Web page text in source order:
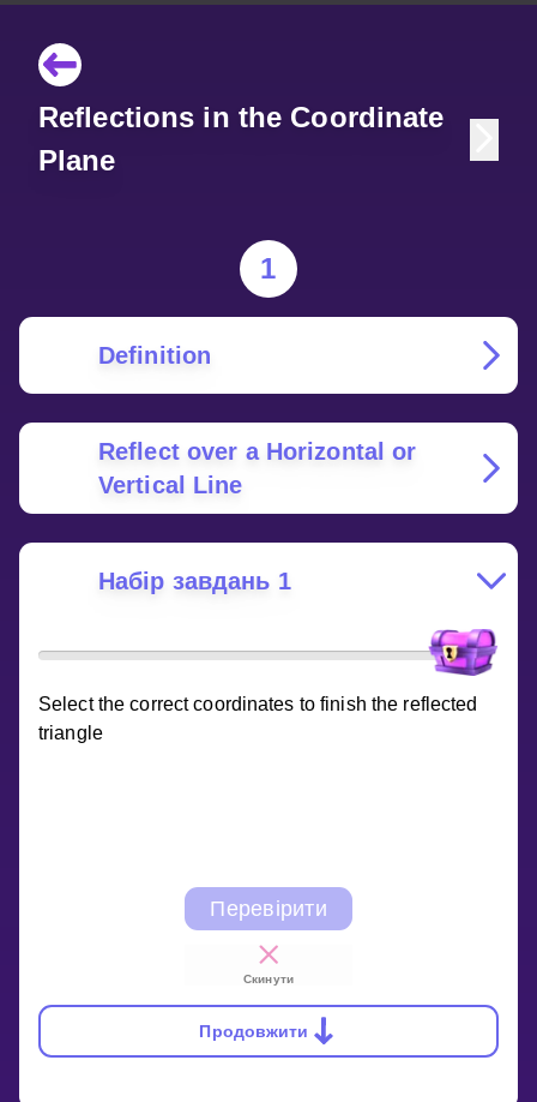
Reflections in the Coordinate
Plane
1
Definition
Reflect over a Horizontal or
Vertical Line
Набір завдань 1
Select the correct coordinates to finish the reflected
triangle
Перевірити
Скинути
Продовжити